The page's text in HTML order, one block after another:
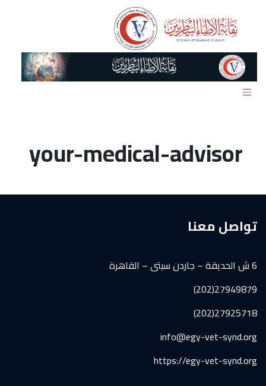
your-medical-advisor
تواصل معنا
6 ش الحديقة – جاردن سيتى – القاهرة
27949879(202)
27925718(202)
info@egy-vet-synd.org
https://egy-vet-synd.org